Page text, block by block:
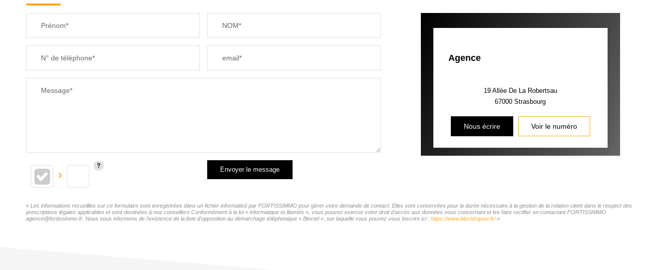
Prénom* NOM*
N° de téléphone* email*
Message*
Envoyer le message
Agence
19 Allée De La Robertsau
67000Strasbourg
Nous écrire Voir le numéro
« Les informations recueillies sur ce formulaire sont enregistrées dans un fichier informatisé par FORTISSIMMO pour gérer votre demande de contact. Elles sont conservées pour la durée nécessaire à la gestion de la relation client dans le respect des
prescriptions légales applicables et sont destinées à nos conseillers Conformément à la loi « informatique et libertés », vous pouvez exercer votre droit d'accès aux données vous concernant et les faire rectifier en contactant FORTISSIMMO
agence@fortissimmo.fr. Nous vous informons de l'existence de la liste d'opposition au démarchage téléphonique « Bloctel », sur laquelle vous pouvez vous inscrire ici : https://www.bloctel.gouv.fr/»